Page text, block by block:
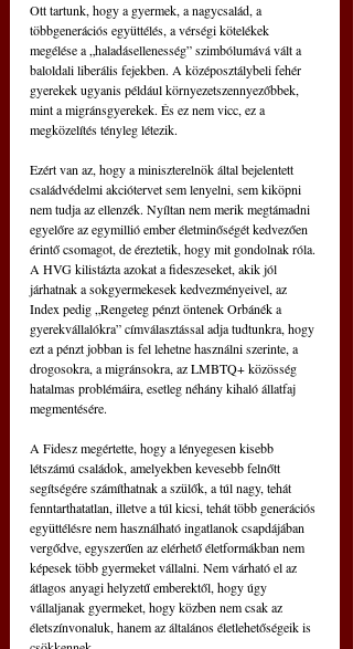
Ott tartunk, hogy a gyermek, a nagycsalád, a
többgenerációs együttélés, a vérségi kötelékek
megélése a „haladásellenesség” szimbólumává vált a
baloldali liberális fejekben. A középosztálybeli fehér
gyerekek ugyanis például környezetszennyezőbbek,
mint a migránsgyerekek. És ez nem vicc, ez a
megközelítés tényleg létezik.
Ezért van az, hogy a miniszterelnök által bejelentett
családvédelmi akciótervet sem lenyelni, sem kiköpni
nem tudja az ellenzék. Nyíltan nem merik megtámadni
egyelőre az egymillió ember életminőségét kedvezően
érintő csomagot, de éreztetik, hogy mit gondolnak róla.
A HVG kilistázta azokat a fideszeseket, akik jól
járhatnak a sokgyermekesek kedvezményeivel, az
Index pedig „Rengeteg pénzt öntenek Orbánék a
gyerekvállalókra” címválasztással adja tudtunkra, hogy
ezt a pénzt jobban is fel lehetne használni szerinte, a
drogosokra, a migránsokra, az LMBTQ+ közösség
hatalmas problémáira, esetleg néhány kihaló állatfaj
megmentésére.
A Fidesz megértette, hogy a lényegesen kisebb
létszámú családok, amelyekben kevesebb felnőtt
segítségére számíthatnak a szülők, a túl nagy, tehát
fenntarthatatlan, illetve a túl kicsi, tehát több generációs
együttélésre nem használható ingatlanok csapdájában
vergődve, egyszerűen az elérhető életformákban nem
képesek több gyermeket vállalni. Nem várható el az
átlagos anyagi helyzetű emberektől, hogy úgy
vállaljanak gyermeket, hogy közben nem csak az
életszínvonaluk, hanem az általános életlehetőségeik is